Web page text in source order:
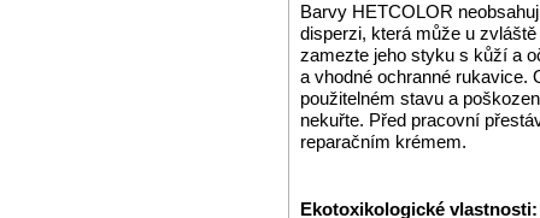
Barvy HETCOLOR
disperzi, která může u
zamezte jeho styku s kůží a
a vhodné ochranné rukavice.
použitelném stavu a
nekuřte. Před pracovní
reparačním krémem.
Ekotoxikologické vlastnosti: